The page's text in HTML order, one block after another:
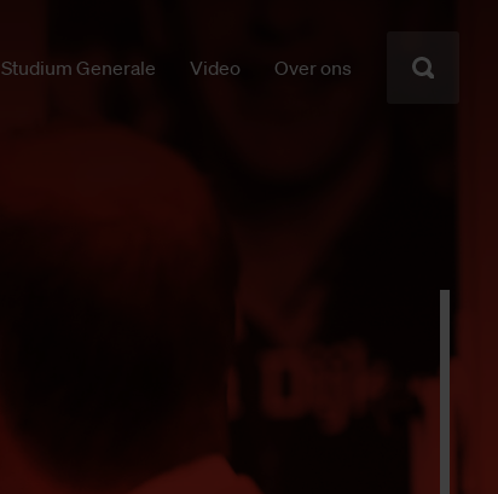
Studium Generale Video Over ons